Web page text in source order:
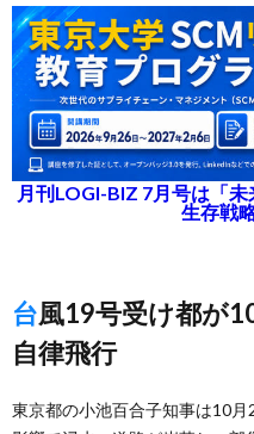
月刊LOGI-BIZ 7月号は「
生存戦
台風19号受け都が10月28日に予定、完全
自律飛行
東京都の小池百合子知事は10